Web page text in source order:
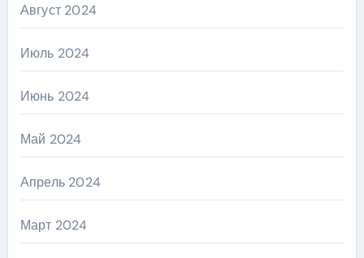
Август 2024
Июль 2024
Июнь 2024
Май 2024
Апрель 2024
Март 2024